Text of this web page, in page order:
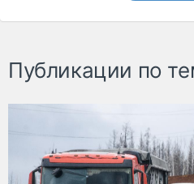
Публикации по